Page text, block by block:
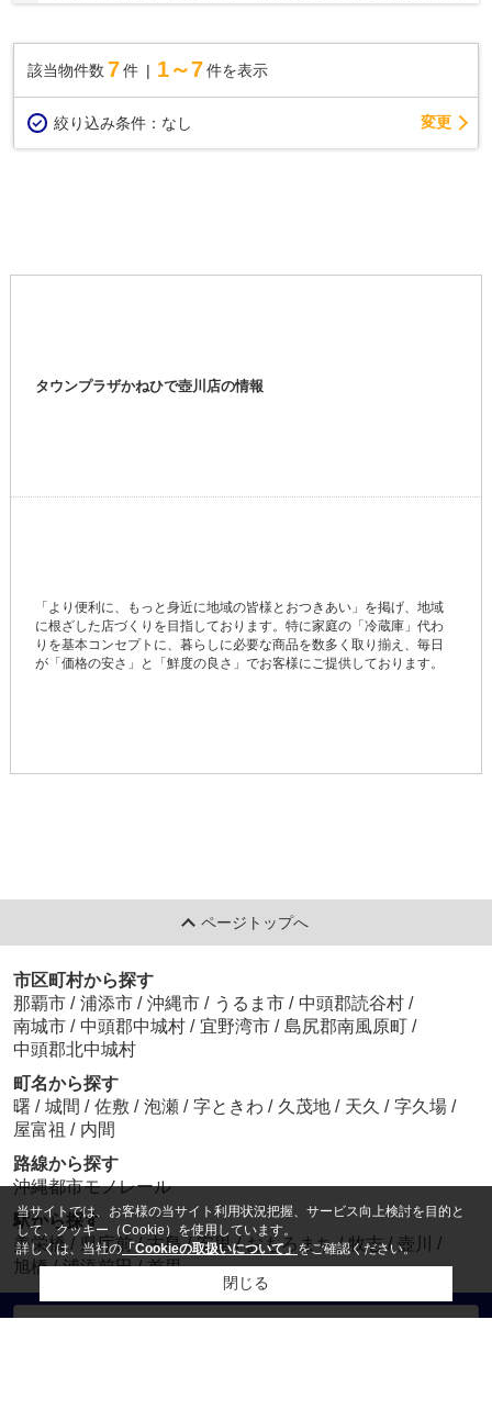
該当物件数 7件 1～7 件を表示
絞り込み条件： なし 変更
タウンプラザかねひで壺川店の情報
「より便利に、もっと身近に地域の皆様とおつきあい」を掲げ、地域
に根ざした店づくりを目指しております。特に家庭の「冷蔵庫」代わ
りを基本コンセプトに、暮らしに必要な商品を数多く取り揃え、毎日
が「価格の安さ」と「鮮度の良さ」でお客様にご提供しております。
ページトップへ
市区町村から探す
那覇市 / 浦添市 / 沖縄市 / うるま市 / 中頭郡読谷村 /
南城市 / 中頭郡中城村 / 宜野湾市 / 島尻郡南風原町 /
中頭郡北中城村
町名から探す
曙 / 城間 / 佐敷 / 泡瀬 / 字ときわ / 久茂地 / 天久 / 字久場 /
屋富祖 / 内間
路線から探す
沖縄都市モノレール
駅から探す
美栄橋 / 県庁前 / 古島 / 安里 / おもろまち / 牧志 / 壺川
/
旭橋 / 浦添前田 / 首里
当サイトでは、お客様の当サイト利用状況把握、サービス向上検討を目的と
して、クッキー（Cookie）を使用しています。
詳しくは、当社の「Cookieの取扱いについて」をご確認ください。
閉じる